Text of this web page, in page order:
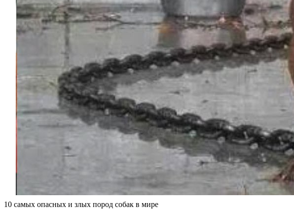
10 самых опасных и злых пород собак в мире